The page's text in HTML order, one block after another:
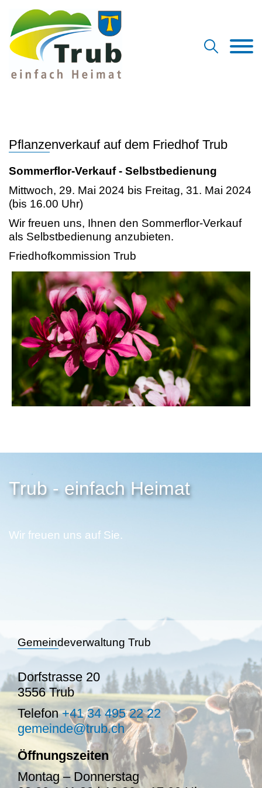
Pflanzenverkauf auf dem Friedhof Trub
Sommerflor-Verkauf - Selbstbedienung
Mittwoch, 29. Mai 2024 bis Freitag, 31. Mai 2024
(bis 16.00 Uhr)
Wir freuen uns, Ihnen den Sommerflor-Verkauf
als Selbstbedienung anzubieten.
Friedhofkommission Trub
Trub - einfach Heimat
Wir freuen uns auf Sie.
Gemeindeverwaltung Trub
Dorfstrasse 20
3556 Trub
Telefon+41 34 495 22 22
gemeinde@trub.ch
Öffnungszeiten
Montag – Donnerstag